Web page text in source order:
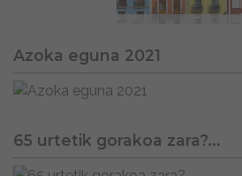
Azoka eguna 2021
65 urtetik gorakoa zara?...